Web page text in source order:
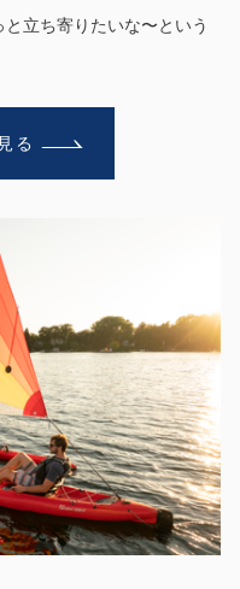
立ち寄りたいな〜という
る